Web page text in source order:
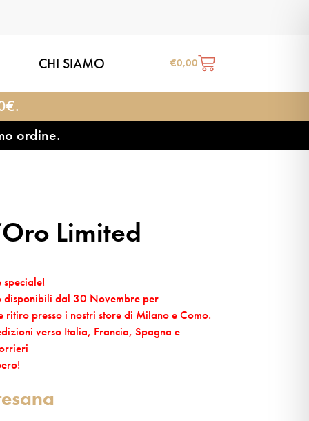
CHI SIAMO €0,00
ordine.
Limited
disponibili dal 30 Novembre per
ritiro presso i nostri store di Milano e Como.
verso Italia, Francia, Spagna e